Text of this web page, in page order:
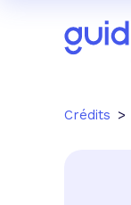
Crédits